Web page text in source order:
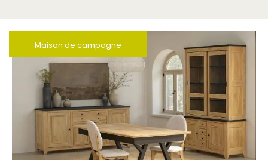
Maison de campagne